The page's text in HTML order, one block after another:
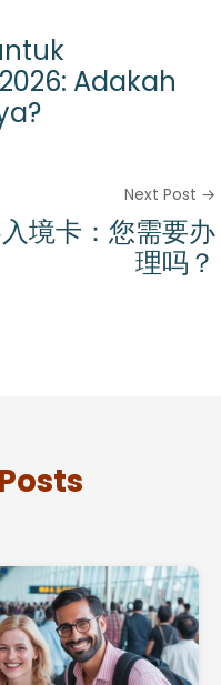
Adakah
Next Post →
境卡：您需要办
理吗？